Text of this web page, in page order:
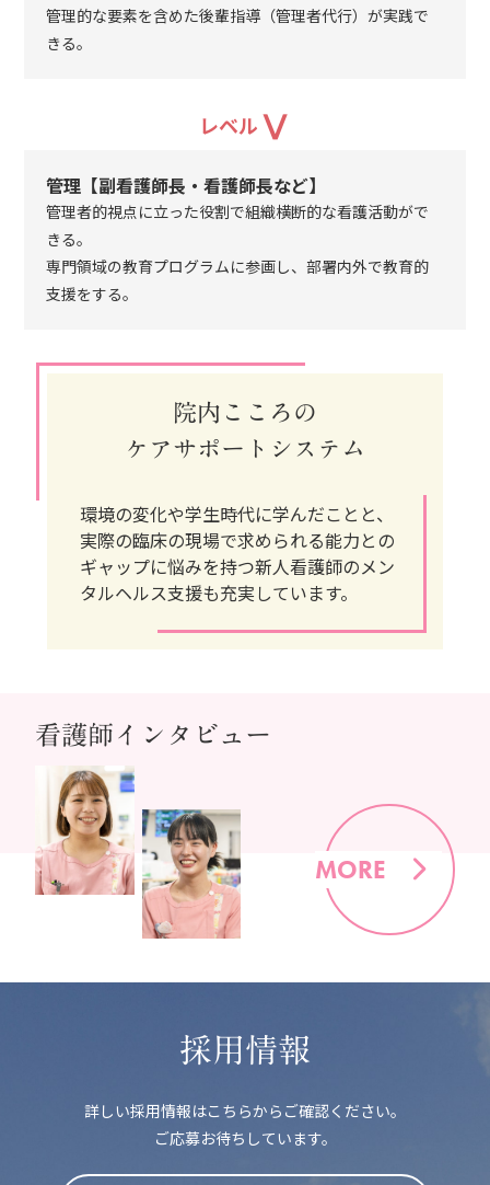
管理的な要素を含めた後輩指導（管理者代行）が実践で
きる。
レベルⅤ
管理【副看護師長・看護師長など】
管理者的視点に立った役割で組織横断的な看護活動がで
きる。
専門領域の教育プログラムに参画し、部署内外で教育的
支援をする。
院内こころの
ケアサポートシステム
環境の変化や学生時代に学んだことと、
実際の臨床の現場で求められる能力との
ギャップに悩みを持つ新人看護師のメン
タルヘルス支援も充実しています。
看護師インタビュー
MORE
採用情報
詳しい採用情報はこちらからご確認ください。
ご応募お待ちしています。